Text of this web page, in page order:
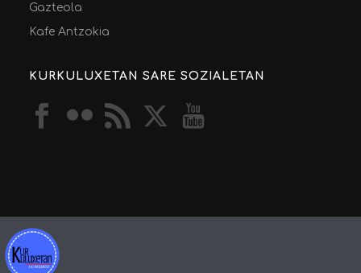
Gazteola
Kafe Antzokia
KURKULUXETAN SARE SOZIALETAN